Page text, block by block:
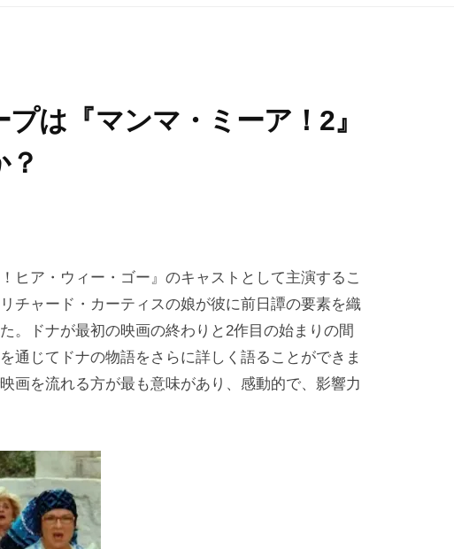
は『マンマ・ミーア！2』
ヒア・ウィー・ゴー』のキャストとして主演するこ
チャード・カーティスの娘が彼に前日譚の要素を織
。ドナが最初の映画の終わりと2作目の始まりの間
通じてドナの物語をさらに詳しく語ることができま
画を流れる方が最も意味があり、感動的で、影響力